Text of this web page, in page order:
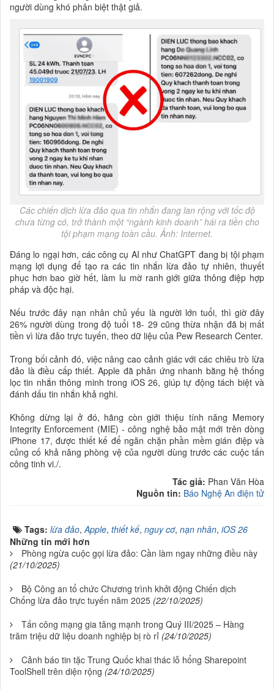
người dùng khó phân biệt thật giả.
Các chiến dịch lừa đảo qua tin nhắn đang lan rộng với tốc độ
chưa từng có, trở thành một “ngành kinh doanh” hái ra tiền cho
tội phạm mạng toàn cầu. Ảnh: Internet.
Đáng lo ngại hơn, các công cụ AI như ChatGPT đang bị tội phạm
mạng lợi dụng để tạo ra các tin nhắn lừa đảo tự nhiên, thuyết
phục hơn bao giờ hết, làm lu mờ ranh giới giữa thông điệp hợp
pháp và độc hại.
Nếu trước đây nạn nhân chủ yếu là người lớn tuổi, thì giờ đây
26% người dùng trong độ tuổi 18- 29 cũng thừa nhận đã bị mất
tiền vì lừa đảo trực tuyến, theo dữ liệu của Pew Research Center.
Trong bối cảnh đó, việc nâng cao cảnh giác với các chiêu trò lừa
đảo là điều cấp thiết. Apple đã phản ứng nhanh bằng hệ thống
lọc tin nhắn thông minh trong iOS 26, giúp tự động tách biệt và
đánh dấu tin nhắn khả nghi.
Không dừng lại ở đó, hãng còn giới thiệu tính năng Memory
Integrity Enforcement (MIE) - công nghệ bảo mật mới trên dòng
iPhone 17, được thiết kế để ngăn chặn phần mềm gián điệp và
củng cố khả năng phòng vệ của người dùng trước các cuộc tấn
công tinh vi./.
Tác giả: Phan Văn Hòa
Nguồn tin: Báo Nghệ An điện tử
Tags: lừa đảo,Apple, thiết kế, nguy cơ, nạn nhân, iOS 26
Những tin mới hơn
Phòng ngừa cuộc gọi lừa đảo: Cần làm ngay những điều này
(21/10/2025)
Bộ Công an tổ chức Chương trình khởi động Chiến dịch
Chống lừa đảo trực tuyến năm 2025 (22/10/2025)
Tấn công mạng gia tăng mạnh trong Quý III/2025 – Hàng
trăm triệu dữ liệu doanh nghiệp bị rò rỉ (24/10/2025)
Cảnh báo tin tặc Trung Quốc khai thác lỗ hổng Sharepoint
ToolShell trên diện rộng (24/10/2025)